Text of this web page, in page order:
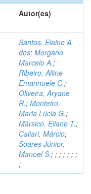
Autor(es)
Santos, Elaine A.
dos; Morgano,
Marcelo A.;
Ribeiro, Alline
Emannuele C.;
Oliveira, Aryane
R.; Monteiro,
Maria Lúcia G.;
Mársico, Eliane T.;
Caliari, Márcio;
Soares Júnior,
Manoel S.; ; ; ; ; ; ;
;